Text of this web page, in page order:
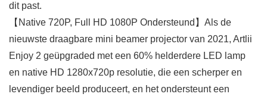
dit past.
【Native 720P, Full HD 1080P Ondersteund】Als de
nieuwste draagbare mini beamer projector van 2021, Artlii
Enjoy 2 geüpgraded met een 60% helderdere LED lamp
en native HD 1280x720p resolutie, die een scherper en
levendiger beeld produceert, en het ondersteunt een